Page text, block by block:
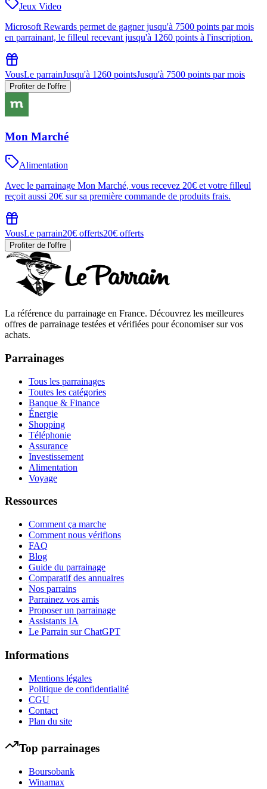
Jeux Video
Microsoft Rewards permet de gagner jusqu'à 7500 points par mois
en parrainant, le filleul recevant jusqu'à 1260 points à l'inscription.
VousLe parrainJusqu'à 1260 pointsJusqu'à 7500 points par mois
Profiter de l'offre
Mon Marché
Alimentation
Avec le parrainage Mon Marché, vous recevez 20€ et votre filleul
reçoit aussi 20€ sur sa première commande de produits frais.
VousLe parrain20€ offerts20€ offerts
Profiter de l'offre
La référence du parrainage en France. Découvrez les meilleures
offres de parrainage testées et vérifiées pour économiser sur vos
achats.
Parrainages
Tous les parrainages
Toutes les catégories
Banque & Finance
Énergie
Shopping
Téléphonie
Assurance
Investissement
Alimentation
Voyage
Ressources
Comment ça marche
Comment nous vérifions
FAQ
Blog
Guide du parrainage
Comparatif des annuaires
Nos parrains
Parrainez vos amis
Proposer un parrainage
Assistants IA
Le Parrain sur ChatGPT
Informations
Mentions légales
Politique de confidentialité
CGU
Contact
Plan du site
Top parrainages
Boursobank
Winamax